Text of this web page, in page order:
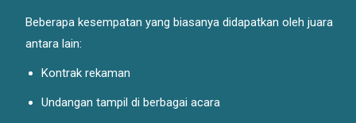
Beberapa kesempatan yang biasanya didapatkan oleh juara
antara lain:
Kontrak rekaman
Undangan tampil di berbagai acara